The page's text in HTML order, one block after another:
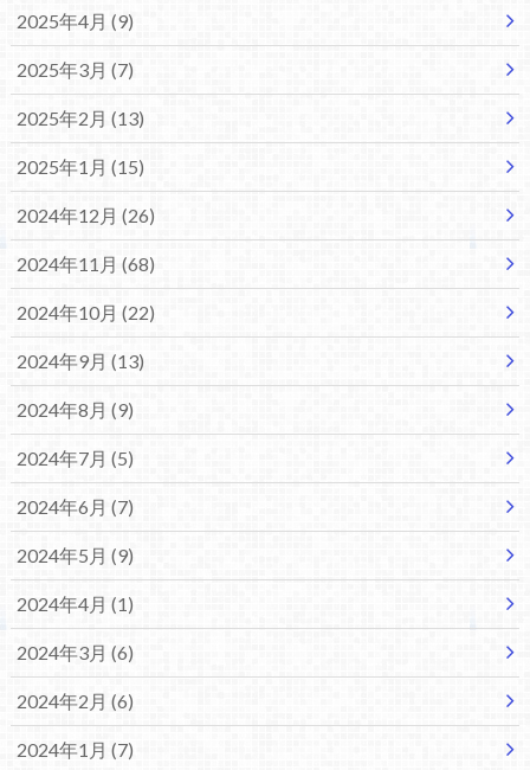
2025年4月 (9)
2025年3月 (7)
2025年2月 (13)
2025年1月 (15)
2024年12月 (26)
2024年11月 (68)
2024年10月 (22)
2024年9月 (13)
2024年8月 (9)
2024年7月 (5)
2024年6月 (7)
2024年5月 (9)
2024年4月 (1)
2024年3月 (6)
2024年2月 (6)
2024年1月 (7)